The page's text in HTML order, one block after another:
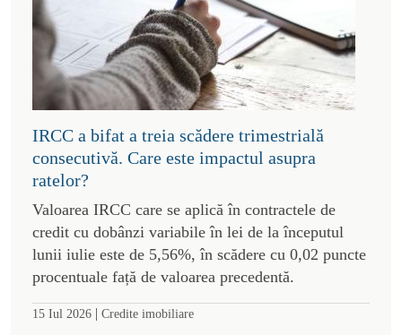
IRCC a bifat a treia scădere trimestrială
consecutivă. Care este impactul asupra
ratelor?
Valoarea IRCC care se aplică în contractele de
credit cu dobânzi variabile în lei de la începutul
lunii iulie este de 5,56%, în scădere cu 0,02 puncte
procentuale față de valoarea precedentă.
15 Iul 2026 | Credite imobiliare